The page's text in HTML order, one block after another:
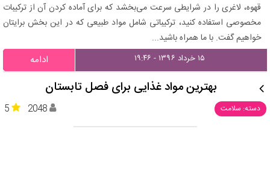
قهوه، لاغری را در شرایطی سرعت می‌بخشد که برای آماده کردن آن از ترکیبات
مخصوصی استفاده کنید، ترکیباتی شامل مواد طبیعی که در این بخش برایتان
خواهیم گفت. با ما همراه باشید...
۱۵ خرداد ۱۳۹۶ - ۱۹:۴۶ ادامه
بهترین مواد غذایی برای فصل تابستان
دسته: سلامت 5 2048